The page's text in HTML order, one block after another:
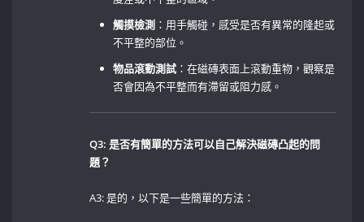
觸摸檢測 ：用手觸碰，感受是否有異常的隆起或
不平整的部位。​ ‌
物品滾動測試 ：在磁磚表面上滾動重物，觀察是
否會因為不平整而有滯留或阻力感。
Q3: 是否有簡單的方法可以自己解決磁磚凸起的問
題？
A3: 是的，以下是一些簡單的方法： ‌